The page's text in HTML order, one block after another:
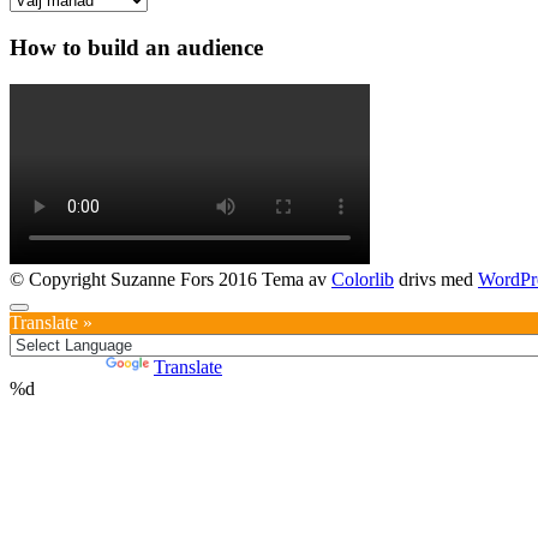
How to build an audience
© Copyright Suzanne Fors 2016 Tema av Colorlib drivs med
Translate »
Translate
%d